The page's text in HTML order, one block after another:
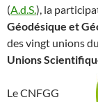
(A.d.S.), la
Géodésique et
des vingt unions du
Unions
Le CNFGG